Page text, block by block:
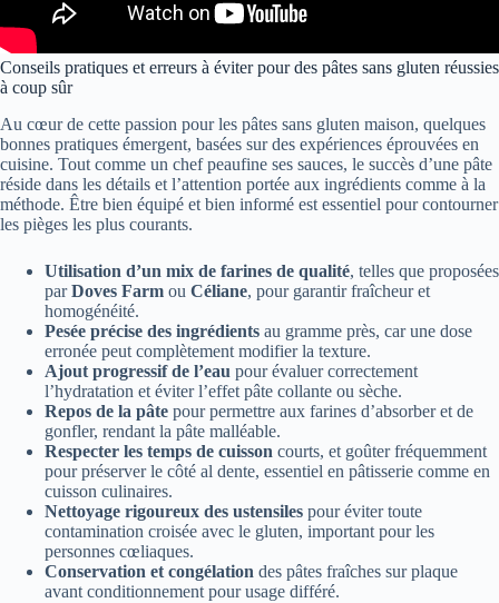
Conseils pratiques et erreurs à éviter pour des pâtes sans gluten réussies
à coup sûr
Au cœur de cette passion pour les pâtes sans gluten maison, quelques
bonnes pratiques émergent, basées sur des expériences éprouvées en
cuisine. Tout comme un chef peaufine ses sauces, le succès d’une pâte
réside dans les détails et l’attention portée aux ingrédients comme à la
méthode. Être bien équipé et bien informé est essentiel pour contourner
les pièges les plus courants.
Utilisation d’un mix de farines de qualité, telles que proposées
parDoves Farm ou Céliane, pour garantir fraîcheur et
homogénéité.
Pesée précise des ingrédients au gramme près, car une dose
erronée peut complètement modifier la texture.
Ajout progressif de l’eau pour évaluer correctement
l’hydratation et éviter l’effet pâte collante ou sèche.
Repos de la pâte pour permettre aux farines d’absorber et de
gonfler, rendant la pâte malléable.
Respecter les temps de cuisson courts, et goûter fréquemment
pour préserver le côté al dente, essentiel en pâtisserie comme en
cuisson culinaires.
Nettoyage rigoureux des ustensiles pour éviter toute
contamination croisée avec le gluten, important pour les
personnes cœliaques.
Conservation et congélation des pâtes fraîches sur plaque
avant conditionnement pour usage différé.